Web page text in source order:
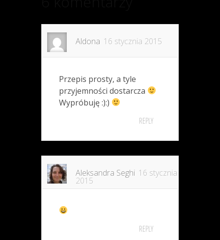
Aldona 16 stycznia 2015
Przepis prosty, a tyle
przyjemności dostarcza
Wypróbuję :):)
REPLY
Aleksandra Seghi 16 stycznia
2015
REPLY